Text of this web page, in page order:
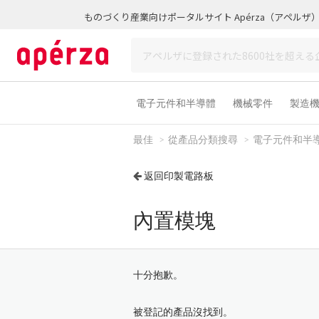
ものづくり産業向けポータルサイト Apérza（アペルザ）
電子元件和半導體 機械零件 製造機
最佳 從產品分類搜尋 電子元件和半
返回印製電路板
內置模塊
十分抱歉。
被登記的產品沒找到。